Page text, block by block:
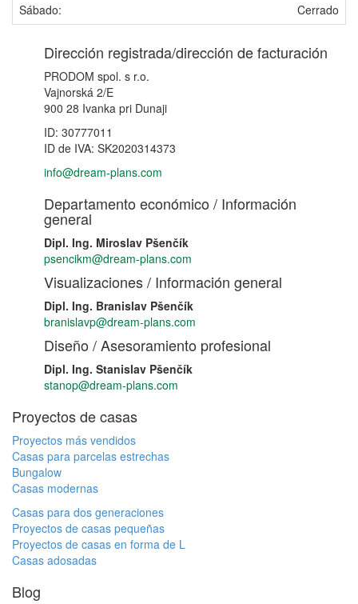
Sábado:
Cerrado
Dirección registrada/dirección de facturación
PRODOM spol. s r.o.
Vajnorská 2/E
900 28 Ivanka pri Dunaji
ID: 30777011
ID de IVA: SK2020314373
info@dream-plans.com
Departamento económico / Información
general
Dipl. Ing. Miroslav Pšenčík
psencikm@dream-plans.com
Visualizaciones / Información general
Dipl. Ing. Branislav Pšenčík
branislavp@dream-plans.com
Diseño / Asesoramiento profesional
Dipl. Ing. Stanislav Pšenčík
stanop@dream-plans.com
Proyectos de casas
Proyectos más vendidos
Casas para parcelas estrechas
Bungalow
Casas modernas
Casas para dos generaciones
Proyectos de casas pequeñas
Proyectos de casas en forma de L
Casas adosadas
Blog